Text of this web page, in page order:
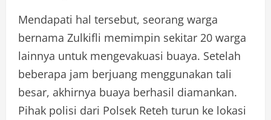
Mendapati hal tersebut, seorang warga
bernama Zulkifli memimpin sekitar 20 warga
lainnya untuk mengevakuasi buaya. Setelah
beberapa jam berjuang menggunakan tali
besar, akhirnya buaya berhasil diamankan.
Pihak polisi dari Polsek Reteh turun ke lokasi